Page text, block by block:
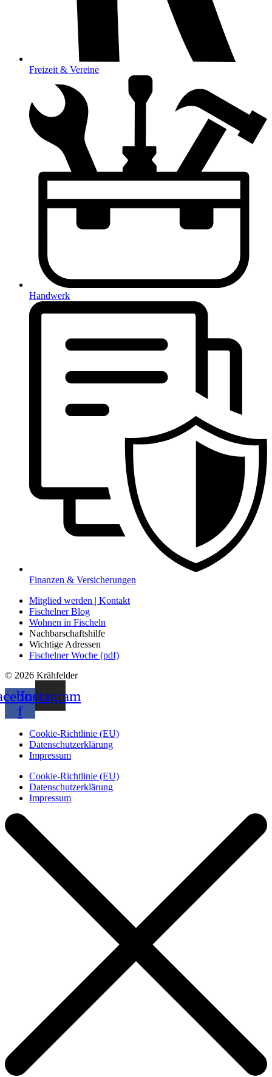
Freizeit & Vereine
Handwerk
Finanzen & Versicherungen
Mitglied werden | Kontakt
Fischelner Blog
Wohnen in Fischeln
Nachbarschaftshilfe
Wichtige Adressen
Fischelner Woche (pdf)
© 2026 Krähfelder
f
Instagram
Cookie-Richtlinie (EU)
Datenschutzerklärung
Impressum
Cookie-Richtlinie (EU)
Datenschutzerklärung
Impressum